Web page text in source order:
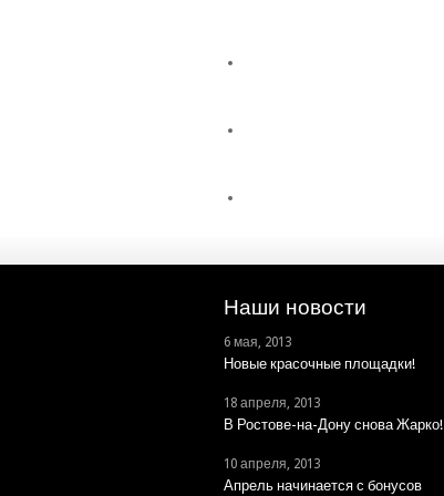
Наши новости
6 мая, 2013
Новые красочные площадки!
18 апреля, 2013
В Ростове-на-Дону снова Жарко!
10 апреля, 2013
Апрель начинается с бонусов